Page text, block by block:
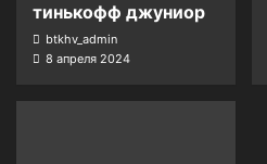
тинькофф джуниор
btkhv_admin
8 апреля 2024